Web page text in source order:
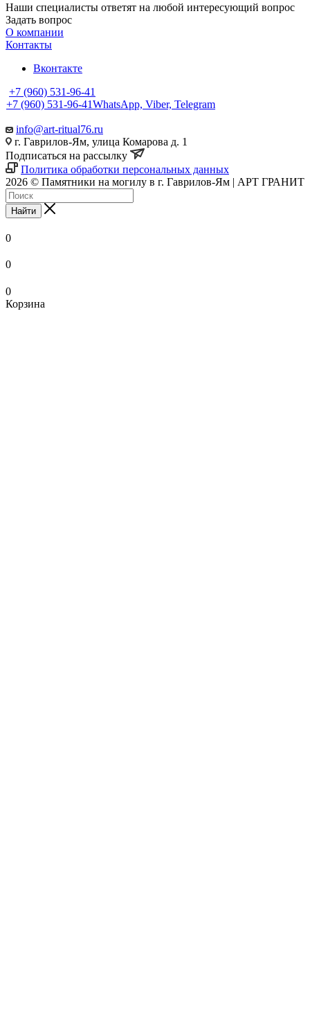
Наши специалисты ответят на любой интересующий вопрос
Задать вопрос
О компании
Контакты
Вконтакте
+7 (960) 531-96-41
+7 (960) 531-96-41WhatsApp, Viber, Telegram
info@art-ritual76.ru
г. Гаврилов-Ям, улица Комарова д. 1
Подписаться на рассылку
Политика обработки персональных данных
2026 © Памятники на могилу в г. Гаврилов-Ям | АРТ ГРАНИТ
Найти
0
0
0
Корзина